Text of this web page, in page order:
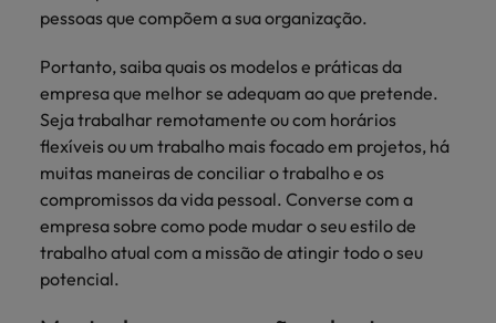
pessoas que compõem a sua organização.
Portanto, saiba quais os modelos e práticas da
empresa que melhor se adequam ao que pretende.
Seja trabalhar remotamente ou com horários
flexíveis ou um trabalho mais focado em projetos, há
muitas maneiras de conciliar o trabalho e os
compromissos da vida pessoal. Converse com a
empresa sobre como pode mudar o seu estilo de
trabalho atual com a missão de atingir todo o seu
potencial.